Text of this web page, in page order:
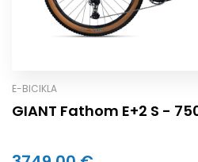
E-BICIKLA
GIANT Fathom